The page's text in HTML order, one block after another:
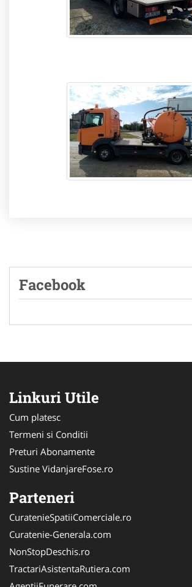
Facebook
Linkuri Utile
Cum platesc
Termeni si Conditii
Preturi Abonamente
Sustine VidanjareFose.ro
Parteneri
CuratenieSpatiiComerciale.ro
Curatenie-Generala.com
NonStopDeschis.ro
TractariAsistentaRutiera.com